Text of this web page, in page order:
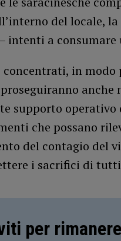
del locale,
intenti a
in modo
supporto
che possano
del contagio del
i sacrifici di
per